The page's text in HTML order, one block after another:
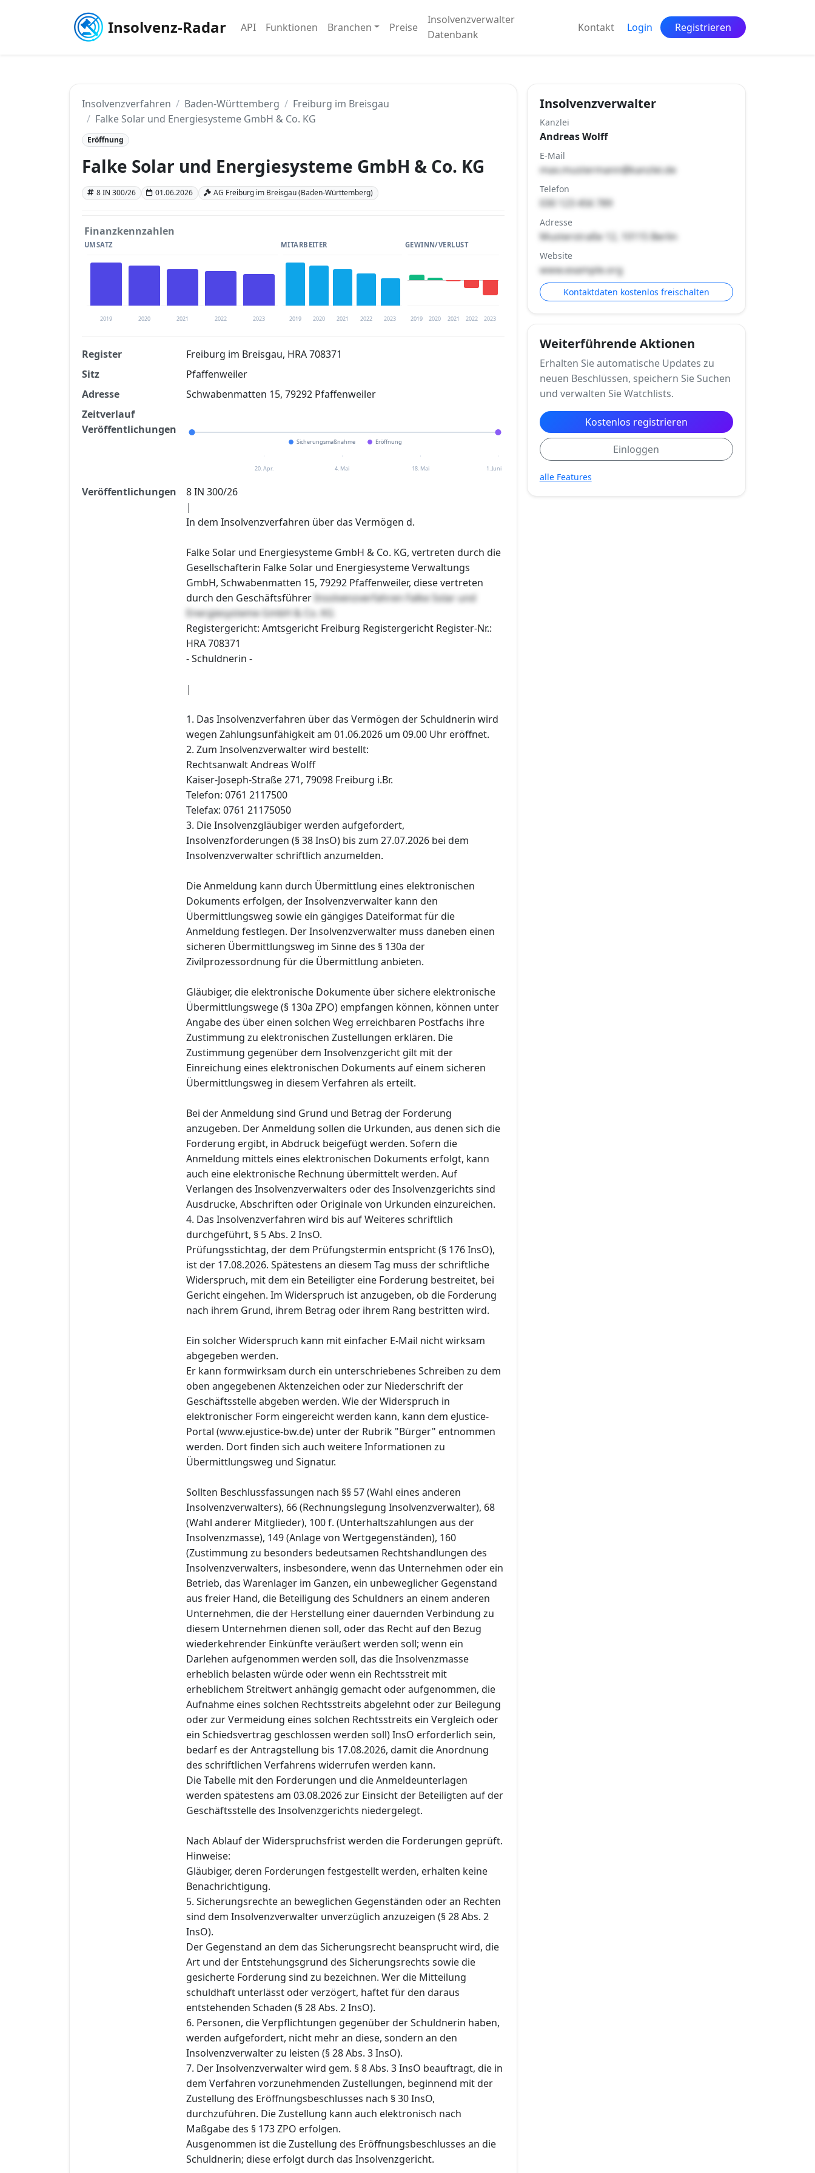
Insolvenz-Radar API Funktionen Branchen Preise
Insolvenzverwalter
Datenbank
Kontakt Login Registrieren
Insolvenzverfahren Baden-Württemberg
Freiburg im Breisgau
Falke Solar und Energiesysteme GmbH & Co. KG
Eröffnung
Falke Solar und Energiesysteme GmbH & Co. KG
8 IN 300/26 01.06.2026 AG Freiburg im Breisgau (Baden-Württemberg)
Finanzkennzahlen
UMSATZ
2019 2020 2021 2022 2023
MITARBEITER
2019 2020 2021 2022 2023
GEWINN/VERLUST
2019 2020 2021 2022 2023
Finanzkennzahlen nach kostenloser Registrierung verfügbar
Jetzt kostenlos registrieren
Register
Freiburg im Breisgau, HRA 708371
Sitz
Pfaffenweiler
Adresse
Schwabenmatten 15, 79292 Pfaffenweiler
Zeitverlauf
Veröffentlichungen
Sicherungsmaßnahme Eröffnung
20. Apr. 4. Mai 18. Mai 1. Juni
Veröffentlichungen
8 IN 300/26
|
In dem Insolvenzverfahren über das Vermögen d.
Falke Solar und Energiesysteme GmbH & Co. KG, vertreten durch die
Gesellschafterin Falke Solar und Energiesysteme Verwaltungs
GmbH, Schwabenmatten 15, 79292 Pfaffenweiler, diese vertreten
durch den Geschäftsführer Insolvenzverfahren Falke Solar und
Energiesysteme GmbH & Co. KG
Registergericht: Amtsgericht Freiburg Registergericht Register-Nr.:
HRA 708371
- Schuldnerin -
|
1. Das Insolvenzverfahren über das Vermögen der Schuldnerin wird
wegen Zahlungsunfähigkeit am 01.06.2026 um 09.00 Uhr eröffnet.
2. Zum Insolvenzverwalter wird bestellt:
Rechtsanwalt Andreas Wolff
Kaiser-Joseph-Straße 271, 79098 Freiburg i.Br.
Telefon: 0761 2117500
Telefax: 0761 21175050
3. Die Insolvenzgläubiger werden aufgefordert,
Insolvenzforderungen (§ 38 InsO) bis zum 27.07.2026 bei dem
Insolvenzverwalter schriftlich anzumelden.
Die Anmeldung kann durch Übermittlung eines elektronischen
Dokuments erfolgen, der Insolvenzverwalter kann den
Übermittlungsweg sowie ein gängiges Dateiformat für die
Anmeldung festlegen. Der Insolvenzverwalter muss daneben einen
sicheren Übermittlungsweg im Sinne des § 130a der
Zivilprozessordnung für die Übermittlung anbieten.
Gläubiger, die elektronische Dokumente über sichere elektronische
Übermittlungswege (§ 130a ZPO) empfangen können, können unter
Angabe des über einen solchen Weg erreichbaren Postfachs ihre
Zustimmung zu elektronischen Zustellungen erklären. Die
Zustimmung gegenüber dem Insolvenzgericht gilt mit der
Einreichung eines elektronischen Dokuments auf einem sicheren
Übermittlungsweg in diesem Verfahren als erteilt.
Bei der Anmeldung sind Grund und Betrag der Forderung
anzugeben. Der Anmeldung sollen die Urkunden, aus denen sich die
Forderung ergibt, in Abdruck beigefügt werden. Sofern die
Anmeldung mittels eines elektronischen Dokuments erfolgt, kann
auch eine elektronische Rechnung übermittelt werden. Auf
Verlangen des Insolvenzverwalters oder des Insolvenzgerichts sind
Ausdrucke, Abschriften oder Originale von Urkunden einzureichen.
4. Das Insolvenzverfahren wird bis auf Weiteres schriftlich
durchgeführt, § 5 Abs. 2 InsO.
Prüfungsstichtag, der dem Prüfungstermin entspricht (§ 176 InsO),
ist der 17.08.2026. Spätestens an diesem Tag muss der schriftliche
Widerspruch, mit dem ein Beteiligter eine Forderung bestreitet, bei
Gericht eingehen. Im Widerspruch ist anzugeben, ob die Forderung
nach ihrem Grund, ihrem Betrag oder ihrem Rang bestritten wird.
Ein solcher Widerspruch kann mit einfacher E-Mail nicht wirksam
abgegeben werden.
Er kann formwirksam durch ein unterschriebenes Schreiben zu dem
oben angegebenen Aktenzeichen oder zur Niederschrift der
Geschäftsstelle abgeben werden. Wie der Widerspruch in
elektronischer Form eingereicht werden kann, kann dem eJustice-
Portal (www.ejustice-bw.de) unter der Rubrik "Bürger" entnommen
werden. Dort finden sich auch weitere Informationen zu
Übermittlungsweg und Signatur.
Sollten Beschlussfassungen nach §§ 57 (Wahl eines anderen
Insolvenzverwalters), 66 (Rechnungslegung Insolvenzverwalter), 68
(Wahl anderer Mitglieder), 100 f. (Unterhaltszahlungen aus der
Insolvenzmasse), 149 (Anlage von Wertgegenständen), 160
(Zustimmung zu besonders bedeutsamen Rechtshandlungen des
Insolvenzverwalters, insbesondere, wenn das Unternehmen oder ein
Betrieb, das Warenlager im Ganzen, ein unbeweglicher Gegenstand
aus freier Hand, die Beteiligung des Schuldners an einem anderen
Unternehmen, die der Herstellung einer dauernden Verbindung zu
diesem Unternehmen dienen soll, oder das Recht auf den Bezug
wiederkehrender Einkünfte veräußert werden soll; wenn ein
Darlehen aufgenommen werden soll, das die Insolvenzmasse
erheblich belasten würde oder wenn ein Rechtsstreit mit
erheblichem Streitwert anhängig gemacht oder aufgenommen, die
Aufnahme eines solchen Rechtsstreits abgelehnt oder zur Beilegung
oder zur Vermeidung eines solchen Rechtsstreits ein Vergleich oder
ein Schiedsvertrag geschlossen werden soll) InsO erforderlich sein,
bedarf es der Antragstellung bis 17.08.2026, damit die Anordnung
des schriftlichen Verfahrens widerrufen werden kann.
Die Tabelle mit den Forderungen und die Anmeldeunterlagen
werden spätestens am 03.08.2026 zur Einsicht der Beteiligten auf der
Geschäftsstelle des Insolvenzgerichts niedergelegt.
Nach Ablauf der Widerspruchsfrist werden die Forderungen geprüft.
Hinweise:
Gläubiger, deren Forderungen festgestellt werden, erhalten keine
Benachrichtigung.
5. Sicherungsrechte an beweglichen Gegenständen oder an Rechten
sind dem Insolvenzverwalter unverzüglich anzuzeigen (§ 28 Abs. 2
InsO).
Der Gegenstand an dem das Sicherungsrecht beansprucht wird, die
Art und der Entstehungsgrund des Sicherungsrechts sowie die
gesicherte Forderung sind zu bezeichnen. Wer die Mitteilung
schuldhaft unterlässt oder verzögert, haftet für den daraus
entstehenden Schaden (§ 28 Abs. 2 InsO).
6. Personen, die Verpflichtungen gegenüber der Schuldnerin haben,
werden aufgefordert, nicht mehr an diese, sondern an den
Insolvenzverwalter zu leisten (§ 28 Abs. 3 InsO).
7. Der Insolvenzverwalter wird gem. § 8 Abs. 3 InsO beauftragt, die in
dem Verfahren vorzunehmenden Zustellungen, beginnend mit der
Zustellung des Eröffnungsbeschlusses nach § 30 InsO,
durchzuführen. Die Zustellung kann auch elektronisch nach
Maßgabe des § 173 ZPO erfolgen.
Ausgenommen ist die Zustellung des Eröffnungsbeschlusses an die
Schuldnerin; diese erfolgt durch das Insolvenzgericht.
Insolvenzverwalter
Kanzlei
Andreas Wolff
E-Mail
max.mustermann@kanzlei.de
Telefon
030 123 456 789
Adresse
Musterstraße 12, 10115 Berlin
Website
www.example.org
Kontaktdaten kostenlos freischalten
Weiterführende Aktionen
Erhalten Sie automatische Updates zu
neuen Beschlüssen, speichern Sie Suchen
und verwalten Sie Watchlists.
Kostenlos registrieren
Einloggen
alle Features